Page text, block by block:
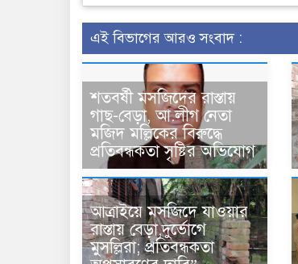
এই বিভাগের আরও সংবাদ :
শতবর্ষী মসজিদের রাস্তায়
গাছ-বেড়া, আ.লীগ নেতা
মজিদ মল্লিকের বিরুদ্ধে
প্রতিবন্ধকতা সৃষ্টির অভিযোগ
আত্রাইয়ে মসজিদে যাওয়ার
রাস্তায় বেড়া,দুর্ভোগে
মুসল্লিরা; প্রতিবন্ধকতা